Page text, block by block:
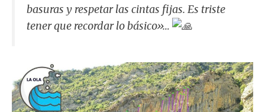
basuras y respetar las cintas fijas. Es triste
tener que recordar lo básico»…